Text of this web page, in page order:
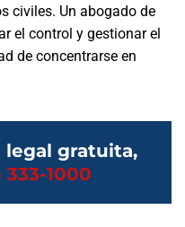
civiles. Un abogado de
el control y gestionar el
de concentrarse en
legal gratuita,
333-1000